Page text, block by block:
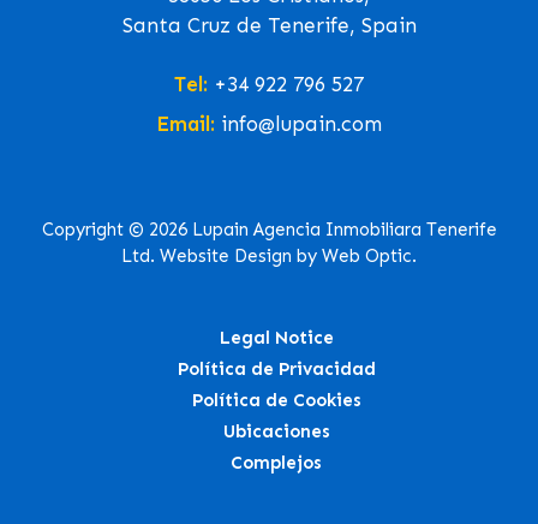
Santa Cruz de Tenerife, Spain
Tel: +34 922 796 527
Email: info@lupain.com
Copyright © 2026 Lupain Agencia Inmobiliara Tenerife
Ltd. Website Design by Web Optic.
Legal Notice
Política de Privacidad
Política de Cookies
Ubicaciones
Complejos